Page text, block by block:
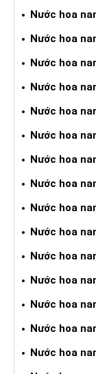
Nước hoa
Nước hoa
Nước hoa
Nước hoa
Nước hoa
Nước hoa
Nước hoa
Nước hoa
Nước hoa
Nước hoa
Nước hoa
Nước hoa
Nước hoa
Nước hoa
Nước hoa